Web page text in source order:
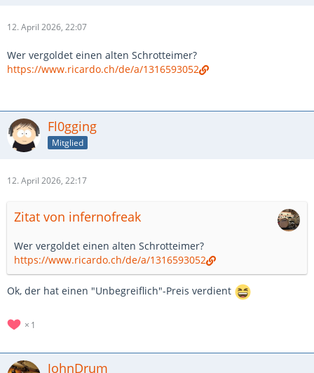
12. April 2026, 22:07
Wer vergoldet einen alten Schrotteimer?
https://www.ricardo.ch/de/a/1316593052
Fl0gging
Mitglied
12. April 2026, 22:17
Zitat von infernofreak
Wer vergoldet einen alten Schrotteimer?
https://www.ricardo.ch/de/a/1316593052
Ok, der hat einen "Unbegreiflich"-Preis verdient
1
JohnDrum